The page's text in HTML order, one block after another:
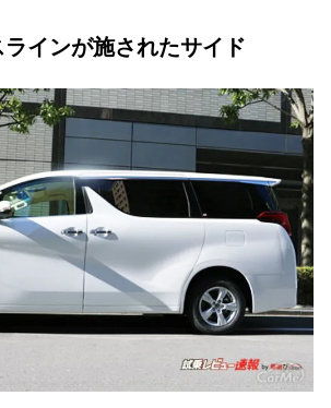
インが施されたサイド